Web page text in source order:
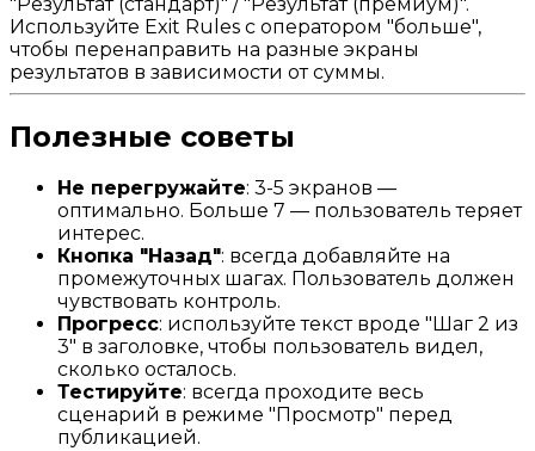
Используйте Exit Rules с оператором "больше",
чтобы перенаправить на разные экраны
результатов в зависимости от суммы.
Полезные советы
Не перегружайте: 3-5 экранов —
оптимально. Больше 7 — пользователь теряет
интерес.
Кнопка "Назад": всегда добавляйте на
промежуточных шагах. Пользователь должен
чувствовать контроль.
Прогресс: используйте текст вроде "Шаг 2 из
3" в заголовке, чтобы пользователь видел,
сколько осталось.
Тестируйте: всегда проходите весь
сценарий в режиме "Просмотр" перед
публикацией.